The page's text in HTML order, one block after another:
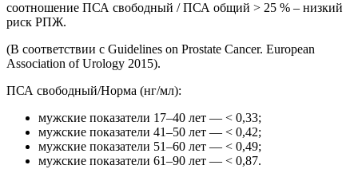
соотношение ПСА свободный / ПСА общий > 25 % – низкий
риск РПЖ.
(В соответствии с Guidelines on Prostate Cancer. European
Association of Urology 2015).
ПСА свободный/Норма (нг/мл):
мужские показатели 17–40 лет — < 0,33;
мужские показатели 41–50 лет — < 0,42;
мужские показатели 51–60 лет — < 0,49;
мужские показатели 61–90 лет — < 0,87.